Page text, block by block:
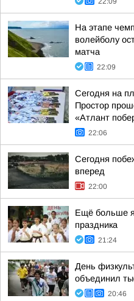
На этапе
волейболу
матча
22:09
Сегодня на
Простор
«Атлант
22:06
Сегодня
вперед
22:00
Ещё больше
праздника
21:24
День
объединил
20:46